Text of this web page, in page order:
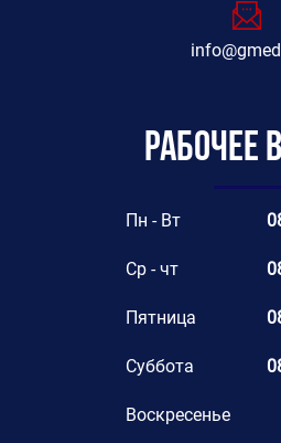
Рабочее
Пн - Вт
Ср - чт
Пятница
Суббота
Воскресенье